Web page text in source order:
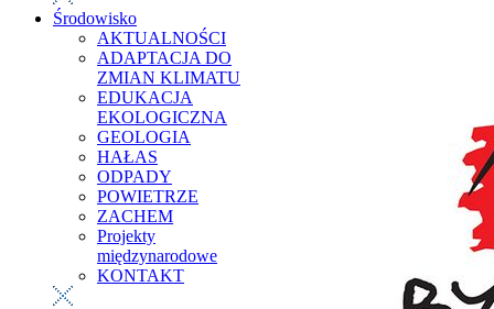
Środowisko
AKTUALNOŚCI
ADAPTACJA DO
ZMIAN KLIMATU
EDUKACJA
EKOLOGICZNA
GEOLOGIA
HAŁAS
ODPADY
POWIETRZE
ZACHEM
Projekty
międzynarodowe
KONTAKT